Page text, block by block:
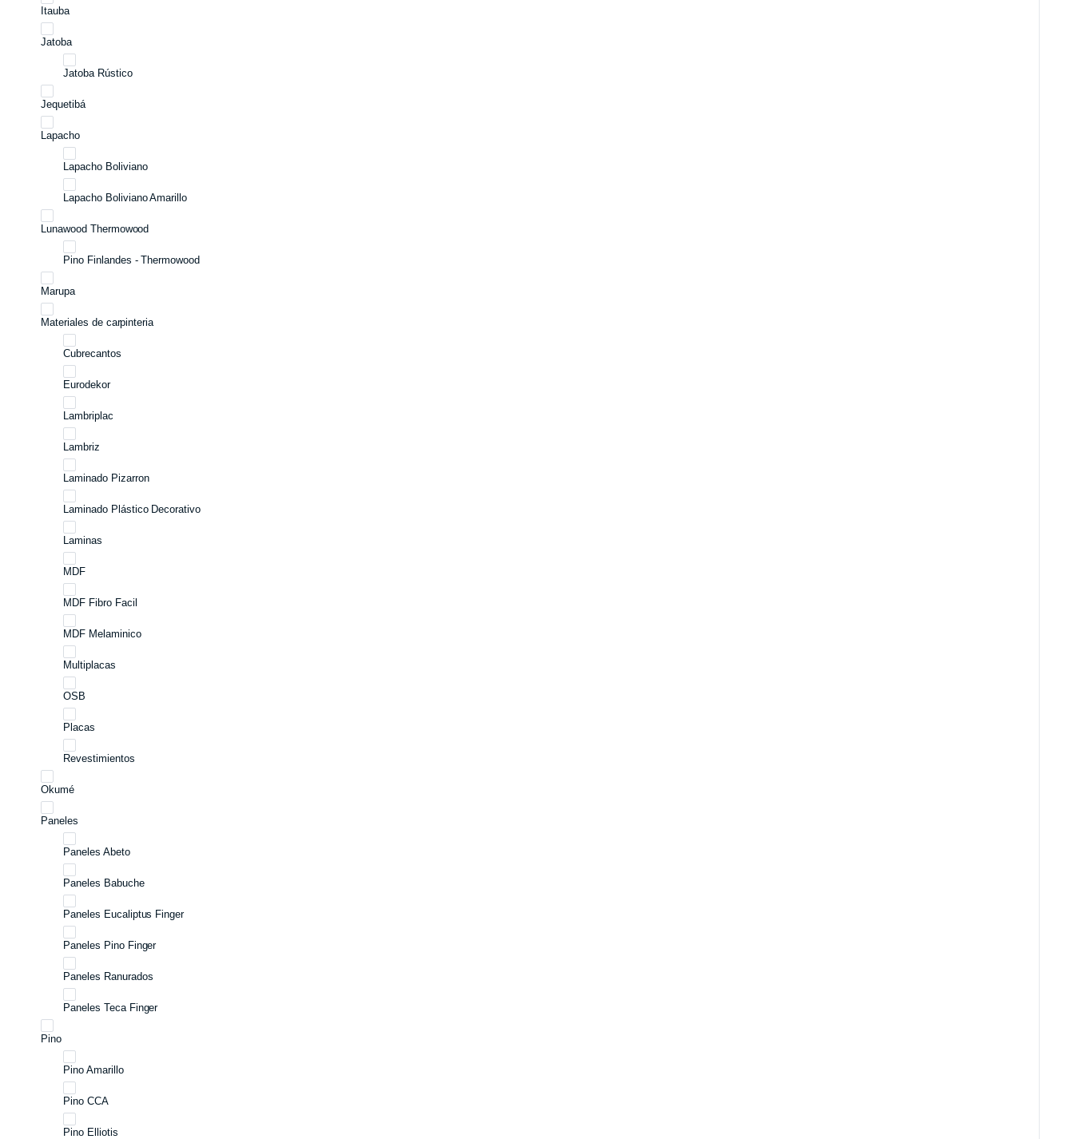
Itauba
Jatoba
Jatoba Rústico
Jequetibá
Lapacho
Lapacho Boliviano
Lapacho Boliviano Amarillo
Lunawood Thermowood
Pino Finlandes - Thermowood
Marupa
Materiales de carpinteria
Cubrecantos
Eurodekor
Lambriplac
Lambriz
Laminado Pizarron
Laminado Plástico Decorativo
Laminas
MDF
MDF Fibro Facil
MDF Melaminico
Multiplacas
OSB
Placas
Revestimientos
Okumé
Paneles
Paneles Abeto
Paneles Babuche
Paneles Eucaliptus Finger
Paneles Pino Finger
Paneles Ranurados
Paneles Teca Finger
Pino
Pino Amarillo
Pino CCA
Pino Elliotis